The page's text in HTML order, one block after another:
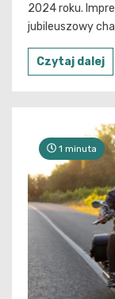
2024 roku.
jubileuszowy
Czytaj dalej
1 minuta